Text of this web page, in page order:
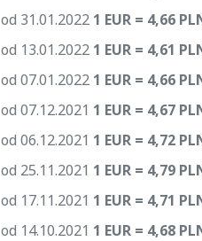
od 31.01.2022 1 EUR = 4,66
od 13.01.20221 EUR = 4,61
od 07.01.20221 EUR = 4,66
od 07.12.2021 1 EUR = 4,67
od 06.12.2021 1 EUR = 4,72
od 25.11.2021 1 EUR = 4,79
od 17.11.2021 1 EUR = 4,71
od 14.10.2021 1 EUR = 4,68